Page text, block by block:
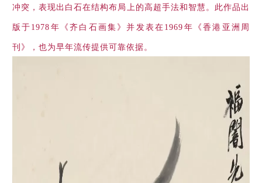
冲突，表现出白石在结构布局上的高超手法和智慧。此作品出
版于1978年《齐白石画集》并发表在1969年《香港亚洲周
刊》，也为早年流传提供可靠依据。